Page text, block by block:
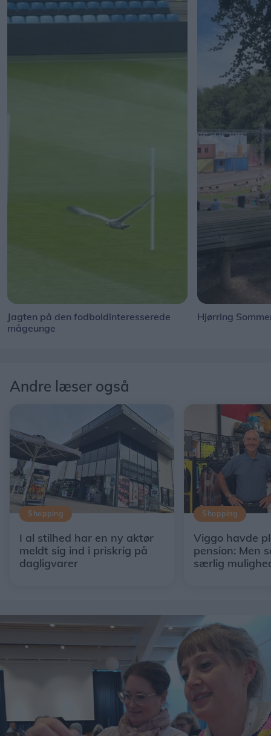
Jagten på den fodboldinteresserede
mågeunge
Hjørring
Andre læser også
Shopping
I al stilhed har en ny aktør
meldt sig ind i priskrig på
dagligvarer
Shopping
Viggo havde
pension: Men
særlig